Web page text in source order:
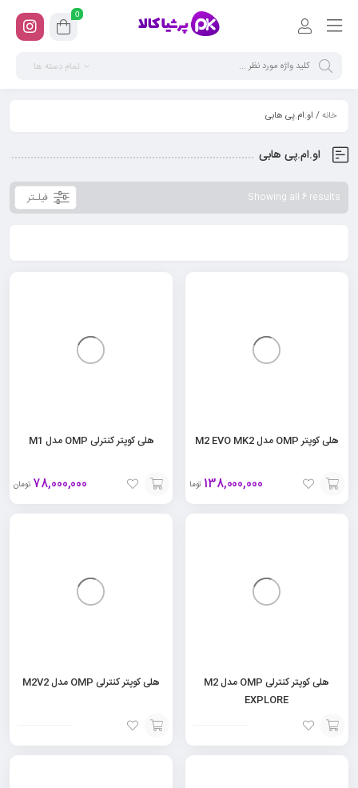
0
تمام دسته ها
خانه/ او.ام.پی هابی
او.ام.پی هابی
فیلـتر Showing all 6 results
هلی کوپتر OMP مدل M2 EVO MK2
138,000,000 تومان
افزودن
هلی کوپتر کنترلی OMP مدل M1
78,000,000 تومان
افزودن
هلی کوپتر کنترلی OMP مدل M2
EXPLORE
افزودن
هلی کوپتر کنترلی OMP مدل M2V2
افزودن